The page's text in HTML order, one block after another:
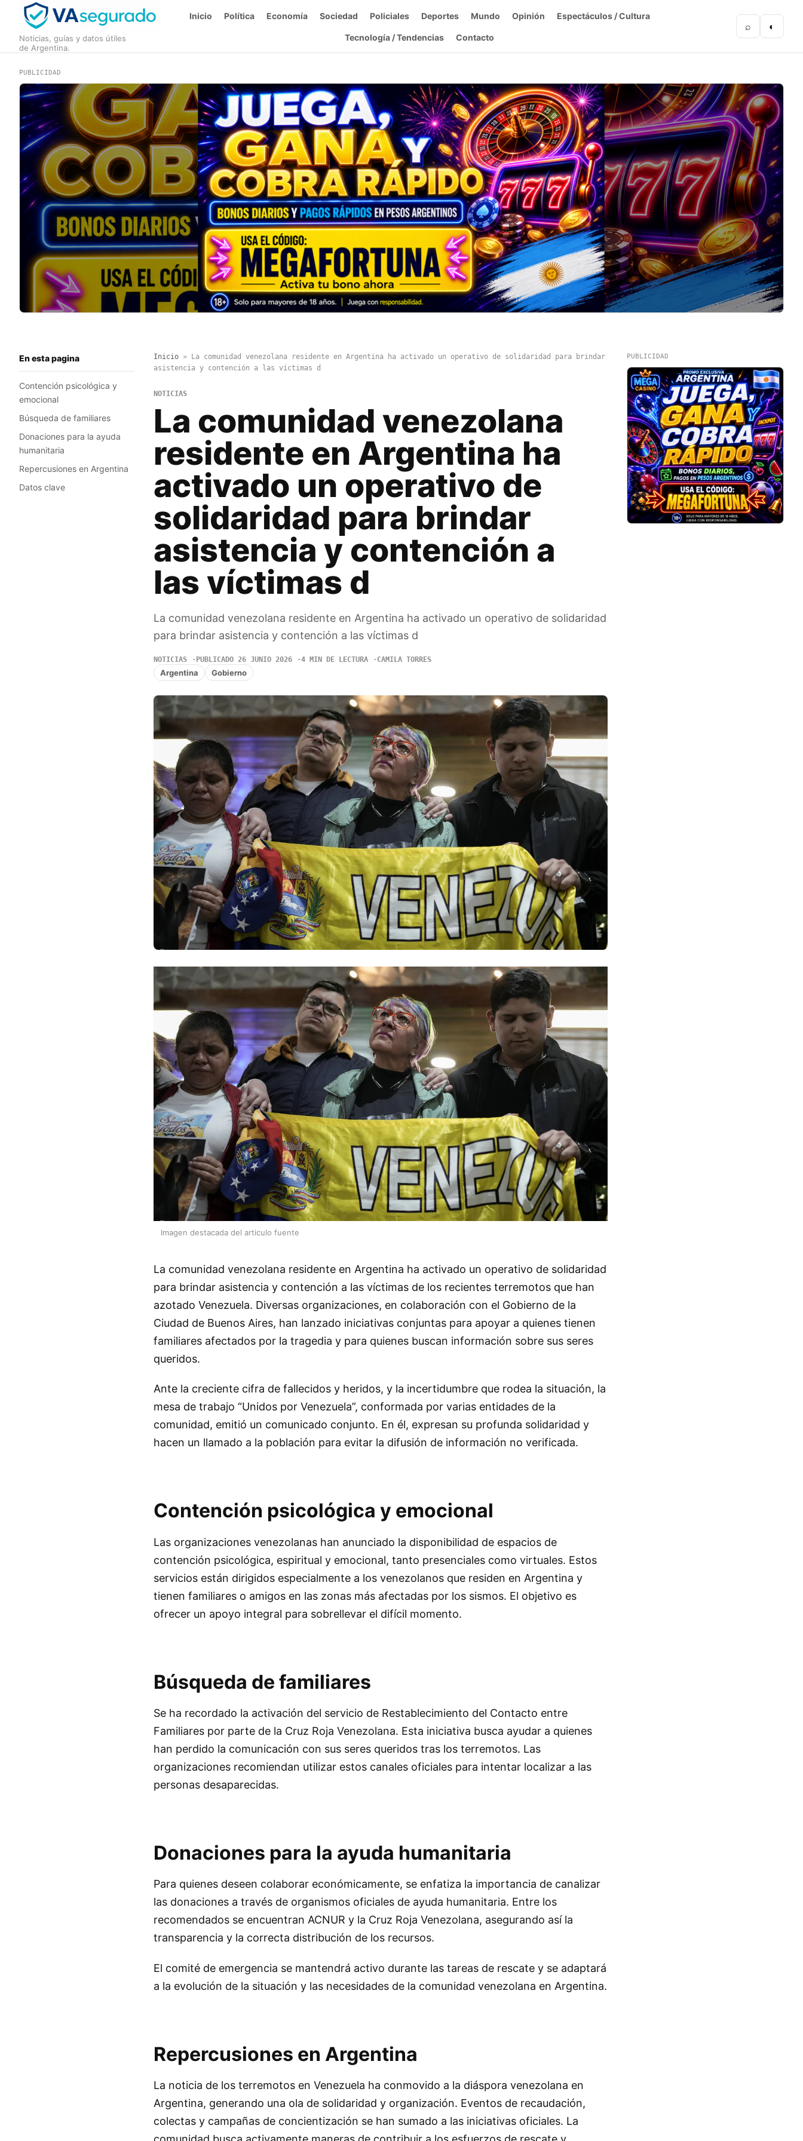
Noticias, guías y datos útiles
de Argentina.
Inicio Política Economía Sociedad Policiales Deportes Mundo Opinión Espectáculos / Cultura
Tecnología / Tendencias Contacto
⌕ ◐
PUBLICIDAD
En esta pagina
Contención psicológica y
emocional
Búsqueda de familiares
Donaciones para la ayuda
humanitaria
Repercusiones en Argentina
Datos clave
Inicio»
La comunidad venezolana residente en Argentina ha activado un operativo de solidaridad para brindar
asistencia y contención a las víctimas d
NOTICIAS
La comunidad venezolana
residente en Argentina ha
activado un operativo de
solidaridad para brindar
asistencia y contención a
las víctimas d
La comunidad venezolana residente en Argentina ha activado un operativo de solidaridad
para brindar asistencia y contención a las víctimas d
NOTICIAS PUBLICADO 26 JUNIO 2026 4 MIN DE LECTURA CAMILA TORRES
Argentina Gobierno
Imagen destacada del articulo fuente
La comunidad venezolana residente en Argentina ha activado un operativo de solidaridad
para brindar asistencia y contención a las víctimas de los recientes terremotos que han
azotado Venezuela. Diversas organizaciones, en colaboración con el Gobierno de la
Ciudad de Buenos Aires, han lanzado iniciativas conjuntas para apoyar a quienes tienen
familiares afectados por la tragedia y para quienes buscan información sobre sus seres
queridos.
Ante la creciente cifra de fallecidos y heridos, y la incertidumbre que rodea la situación, la
mesa de trabajo “Unidos por Venezuela”, conformada por varias entidades de la
comunidad, emitió un comunicado conjunto. En él, expresan su profunda solidaridad y
hacen un llamado a la población para evitar la difusión de información no verificada.
Contención psicológica y emocional
Las organizaciones venezolanas han anunciado la disponibilidad de espacios de
contención psicológica, espiritual y emocional, tanto presenciales como virtuales. Estos
servicios están dirigidos especialmente a los venezolanos que residen en Argentina y
tienen familiares o amigos en las zonas más afectadas por los sismos. El objetivo es
ofrecer un apoyo integral para sobrellevar el difícil momento.
Búsqueda de familiares
Se ha recordado la activación del servicio de Restablecimiento del Contacto entre
Familiares por parte de la Cruz Roja Venezolana. Esta iniciativa busca ayudar a quienes
han perdido la comunicación con sus seres queridos tras los terremotos. Las
organizaciones recomiendan utilizar estos canales oficiales para intentar localizar a las
personas desaparecidas.
Donaciones para la ayuda humanitaria
Para quienes deseen colaborar económicamente, se enfatiza la importancia de canalizar
las donaciones a través de organismos oficiales de ayuda humanitaria. Entre los
recomendados se encuentran ACNUR y la Cruz Roja Venezolana, asegurando así la
transparencia y la correcta distribución de los recursos.
El comité de emergencia se mantendrá activo durante las tareas de rescate y se adaptará
a la evolución de la situación y las necesidades de la comunidad venezolana en Argentina.
Repercusiones en Argentina
La noticia de los terremotos en Venezuela ha conmovido a la diáspora venezolana en
Argentina, generando una ola de solidaridad y organización. Eventos de recaudación,
colectas y campañas de concientización se han sumado a las iniciativas oficiales. La
PUBLICIDAD